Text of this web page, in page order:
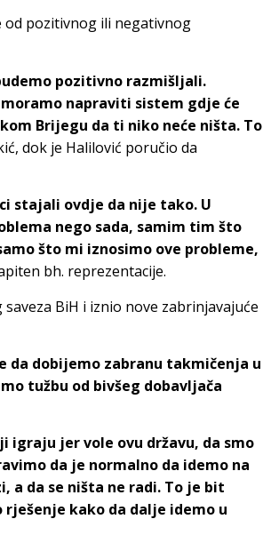
od pozitivnog ili negativnog
pozitivno razmišljali.
napraviti sistem gdje će
Brijegu da ti niko neće ništa. To
dok je Halilović poručio da
stajali ovdje da nije tako. U
nego sada, samim tim što
što mi iznosimo ove probleme,
bh. reprezentacije.
BiH i iznio nove zabrinjavajuće
da dobijemo zabranu takmičenja u
tužbu od bivšeg dobavljača
igraju jer vole ovu državu, da smo
da je normalno da idemo na
a da se ništa ne radi. To je bit
rješenje kako da dalje idemo u